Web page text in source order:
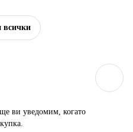
всички
ви уведомим, когато